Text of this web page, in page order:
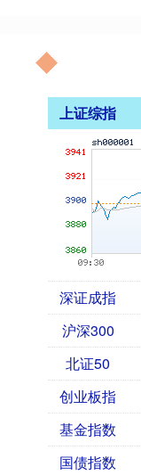
上证综指
深证成指
沪深300
北证50
创业板指
基金指数
国债指数